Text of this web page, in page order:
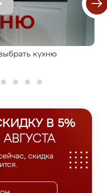
кухню
В 5%
скидка